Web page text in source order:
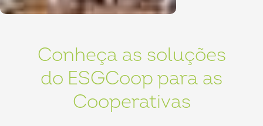
Conheça as soluções
do ESGCoop para as
Cooperativas